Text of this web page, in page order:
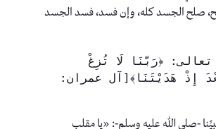
صلح الجسد كله، وإن فسد، فسد الجسد
-صلى الله عليه وسلم-: «يا مقلب